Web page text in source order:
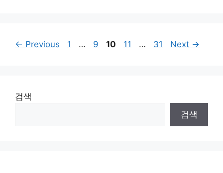
← Previous Page
1 … Page
9 Page
10 Page
11 … Page
31 Next →
검색
검색